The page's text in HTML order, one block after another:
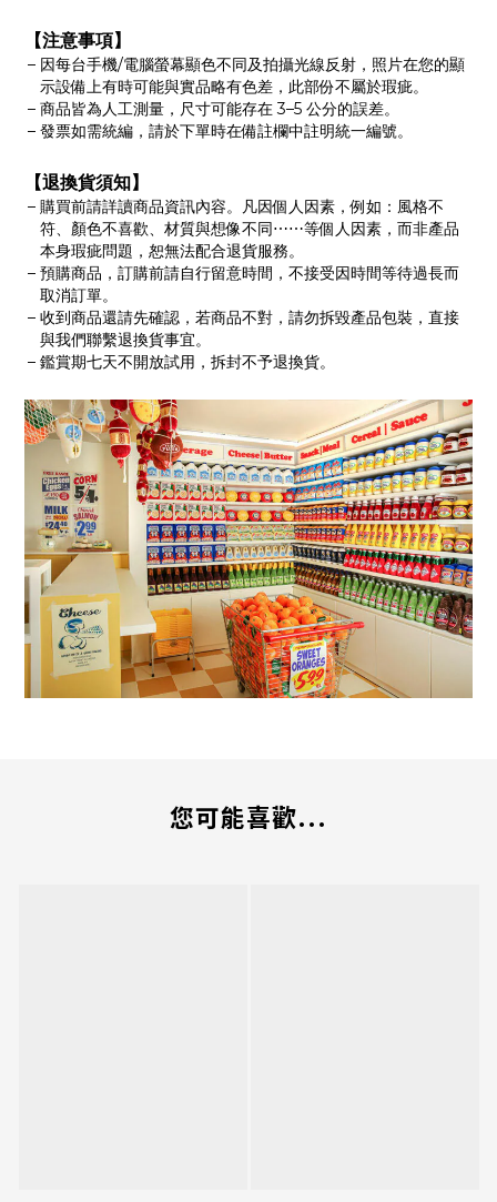
【注意事項】
因每台手機/電腦螢幕顯色不同及拍攝光線反射，照片在您的顯
示設備上有時可能與實品略有色差，此部份不屬於瑕疵。
商品皆為人工測量，尺寸可能存在 3–5 公分的誤差。
發票如需統編，請於下單時在備註欄中註明統一編號。
【退換貨須知】
購買前請詳讀商品資訊內容。凡因個人因素，例如：風格不
符、顏色不喜歡、材質與想像不同⋯⋯等個人因素，而非產品
本身瑕疵問題，恕無法配合退貨服務。
預購商品，訂購前請自行留意時間，不接受因時間等待過長而
取消訂單。
收到商品還請先確認，若商品不對，請勿拆毀產品包裝，直接
與我們聯繫退換貨事宜。
鑑賞期七天不開放試用，拆封不予退換貨。
您可能喜歡...